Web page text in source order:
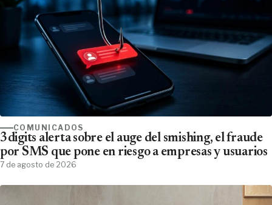
COMUNICADOS
3digits alerta sobre el auge del smishing, el fraude
por SMS que pone en riesgo a empresas y usuarios
7 de agosto de 2026